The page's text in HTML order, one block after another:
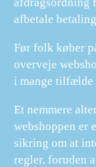
afbetale
Før folk køber
overveje
i mange tilfælde
Et nemmere
webshoppen er
sikring om at
regler, foruden